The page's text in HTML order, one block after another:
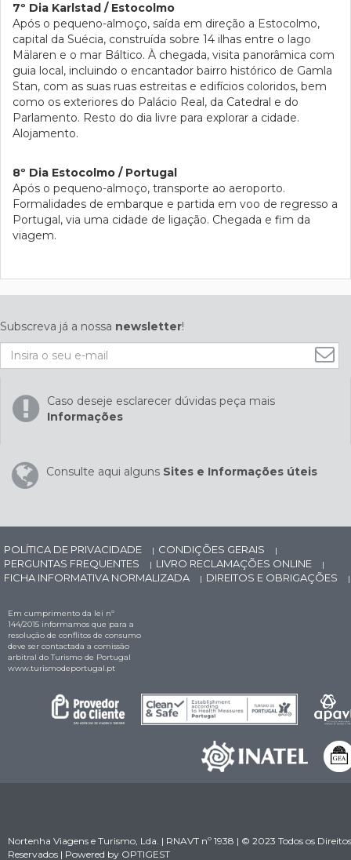
7º Dia Karlstad / Estocolmo
Após o pequeno-almoço, saída em direção a Estocolmo,
capital da Suécia, construída sobre 14 ilhas entre o lago
Mälaren e o mar Báltico. À chegada, visita panorâmica com
guia local, incluindo o encantador bairro histórico de Gamla
Stan, com as suas ruas estreitas e edifícios coloridos, bem
como os exteriores do Palácio Real, da Catedral e do
Parlamento. Resto do dia livre para explorar a cidade.
Alojamento.
8º Dia Estocolmo / Portugal
Após o pequeno-almoço, transporte ao aeroporto.
Formalidades de embarque e partida em voo de regresso a
Portugal, via uma cidade de ligação. Chegada e fim da
viagem.
Subscreva já a nossa newsletter!
Caso deseje esclarecer dúvidas peça mais
Informações
Consulte aqui alguns Sites e Informações úteis
POLÍTICA DE PRIVACIDADE | CONDIÇÕES GERAIS |
PERGUNTAS FREQUENTES | LIVRO RECLAMAÇÕES ONLINE |
FICHA INFORMATIVA NORMALIZADA | DIREITOS E OBRIGAÇÕES |
Em cumprimento da lei nº
144/2015 informamos que para a
resolução de conflitos de consumo
deve ser contactada a comissão
arbitral do Turismo de Portugal
www.turismodeportugal.pt
Nortenha Viagens e Turismo, Lda. | RNAVT nº 1938 | © 2023 Todos os Direitos
Reservados | Powered by OPTIGEST